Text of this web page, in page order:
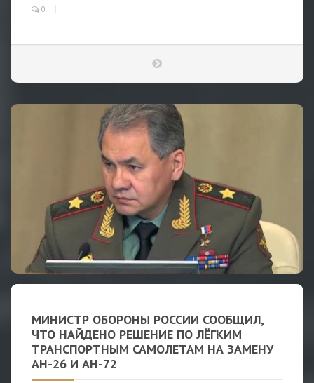
0
МИНИСТР ОБОРОНЫ РОССИИ СООБЩИЛ,
ЧТО НАЙДЕНО РЕШЕНИЕ ПО ЛЁГКИМ
ТРАНСПОРТНЫМ САМОЛЕТАМ НА ЗАМЕНУ
АН-26 И АН-72